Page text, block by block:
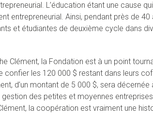
L’éducation étant une cause
entrepreneurial. Ainsi, pendant près de 40
et étudiantes de deuxième cycle dans
Clément, la Fondation est à un point
les 120 000 $ restant dans leurs
d’un montant de 5 000 $, sera
des petites et moyennes
la coopération est vraiment une